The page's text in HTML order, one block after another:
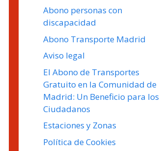
Abono personas con
discapacidad
Abono Transporte Madrid
Aviso legal
El Abono de Transportes
Gratuito en la Comunidad de
Madrid: Un Beneficio para los
Ciudadanos
Estaciones y Zonas
Política de Cookies